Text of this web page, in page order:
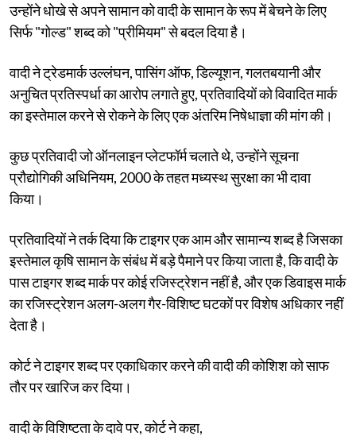
उन्होंने धोखे से अपने सामान को वादी के सामान के रूप में बेचने के लिए
सिर्फ "गोल्ड" शब्द को "प्रीमियम" से बदल दिया है।
वादी ने ट्रेडमार्क उल्लंघन, पासिंग ऑफ, डिल्यूशन, गलतबयानी और
अनुचित प्रतिस्पर्धा का आरोप लगाते हुए, प्रतिवादियों को विवादित मार्क
का इस्तेमाल करने से रोकने के लिए एक अंतरिम निषेधाज्ञा की मांग की।
कुछ प्रतिवादी जो ऑनलाइन प्लेटफॉर्म चलाते थे, उन्होंने सूचना
प्रौद्योगिकी अधिनियम, 2000 के तहत मध्यस्थ सुरक्षा का भी दावा
किया।
प्रतिवादियों ने तर्क दिया कि टाइगर एक आम और सामान्य शब्द है जिसका
इस्तेमाल कृषि सामान के संबंध में बड़े पैमाने पर किया जाता है, कि वादी के
पास टाइगर शब्द मार्क पर कोई रजिस्ट्रेशन नहीं है, और एक डिवाइस मार्क
का रजिस्ट्रेशन अलग-अलग गैर-विशिष्ट घटकों पर विशेष अधिकार नहीं
देता है।
कोर्ट ने टाइगर शब्द पर एकाधिकार करने की वादी की कोशिश को साफ
तौर पर खारिज कर दिया।
वादी के विशिष्टता के दावे पर, कोर्ट ने कहा,